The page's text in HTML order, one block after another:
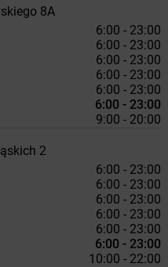
8A
6:00 - 23:00
6:00 - 23:00
6:00 - 23:00
6:00 - 23:00
6:00 - 23:00
6:00 - 23:00
9:00 - 20:00
2
6:00 - 23:00
6:00 - 23:00
6:00 - 23:00
6:00 - 23:00
6:00 - 23:00
6:00 - 23:00
10:00 - 22:00